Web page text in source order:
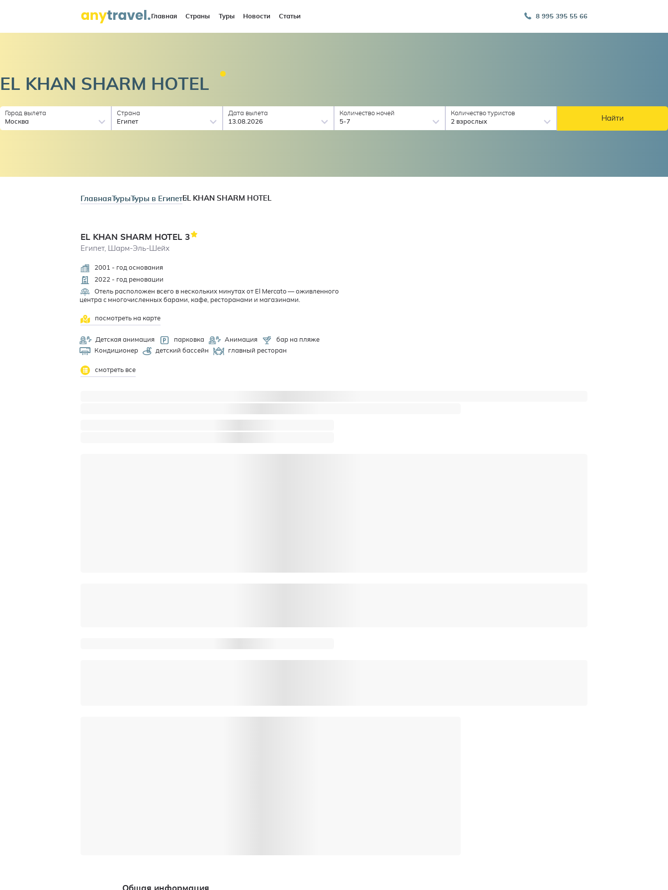
Главная Страны Туры Новости Статьи 8 995 395 55 66
EL KHAN SHARM HOTEL
Город вылета
Москва
Страна
Египет
Дата вылета
13.08.2026
Количество ночей
5-7
Количество туристов
2 взрослых
Найти
ГлавнаяТурыТуры в ЕгипетEL KHAN SHARM HOTEL
EL KHAN SHARM HOTEL3
Египет, Шарм-Эль-Шейх
2001 - год основания
2022 - год реновации
Отель расположен всего в нескольких минутах от El Mercato — оживленного
центра c многочисленных барами, кафе, ресторанами и магазинами.
посмотреть на карте
Детская анимация парковка Анимация
бар на пляже
Кондиционер
детский бассейн главный ресторан
смотреть все